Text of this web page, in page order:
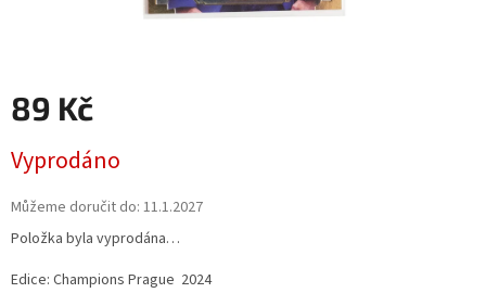
89 Kč
cena:
Vyprodáno
Můžeme doručit do: 11.1.2027
Položka byla vyprodána…
Edice: Champions Prague 2024